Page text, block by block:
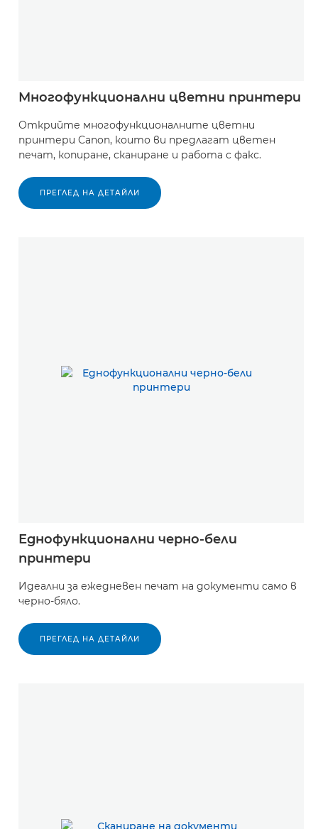
Многофункционални цветни принтери
Открийте многофункционалните цветни
принтери Canon, които ви предлагат цветен
печат, копиране, сканиране и работа с факс.
ПРЕГЛЕД НА ДЕТАЙЛИ
Еднофункционални черно-бели
принтери
Идеални за ежедневен печат на документи само в
черно-бяло.
ПРЕГЛЕД НА ДЕТАЙЛИ